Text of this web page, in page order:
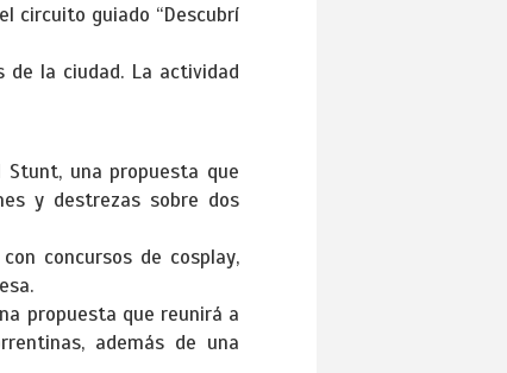
circuito guiado “Descubrí
la ciudad. La actividad
Stunt, una propuesta que
y destrezas sobre dos
concursos de cosplay,
propuesta que reunirá a
además de una